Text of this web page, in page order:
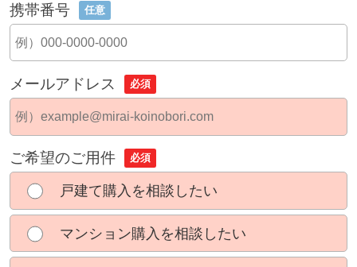
携帯番号 任意
メールアドレス 必須
ご希望のご用件 必須
戸建て購入を相談したい
マンション購入を相談したい